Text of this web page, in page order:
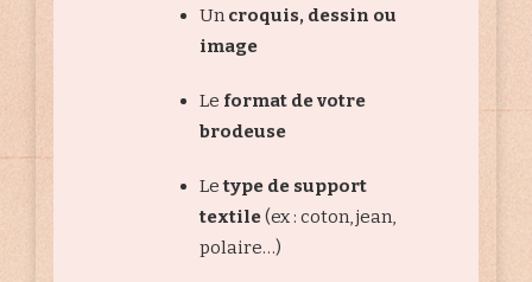
Uncroquis, dessin ou
image
Le format de votre
brodeuse
Letype de support
textile(ex : coton, jean,
polaire…)